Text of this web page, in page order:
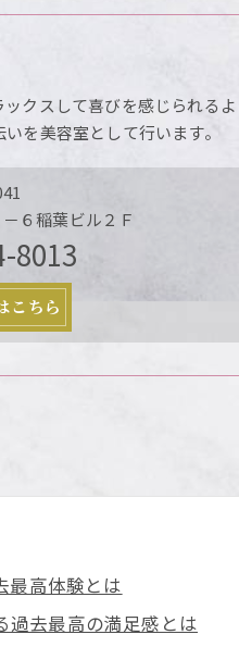
クスして喜びを感じられる
を美容室として行います。
６稲葉ビル２Ｆ
8013
こちら
最高体験とは
過去最高の満足感とは